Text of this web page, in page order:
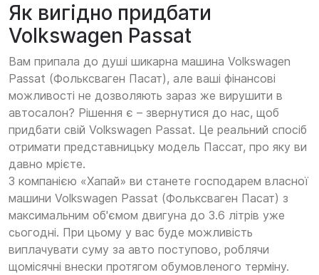
Як вигідно придбати
Volkswagen Passat
Вам припала до душі шикарна машина Volkswagen
Passat (Фольксваген Пасат), але ваші фінансові
можливості не дозволяють зараз же вирушити в
автосалон? Рішення є – звернутися до нас, щоб
придбати свій Volkswagen Passat. Це реальний спосіб
отримати представницьку модель Пассат, про яку ви
давно мрієте.
З компанією «Хапай» ви станете господарем власної
машини Volkswagen Passat (Фольксваген Пасат) з
максимальним об'ємом двигуна до 3.6 літрів уже
сьогодні. При цьому у вас буде можливість
виплачувати суму за авто поступово, роблячи
щомісячні внески протягом обумовленого терміну.